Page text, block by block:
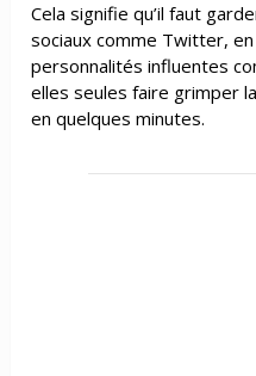
Cela signifie qu’il faut
sociaux comme Twitter,
personnalités influentes
elles seules faire grimper
en quelques minutes.